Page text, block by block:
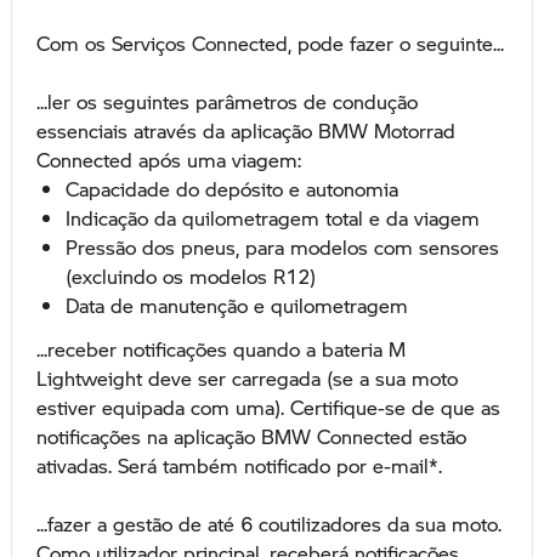
Com os Serviços Connected, pode fazer o seguinte...
...ler os seguintes parâmetros de condução
essenciais através da aplicação BMW Motorrad
Connected após uma viagem:
Capacidade do depósito e autonomia
Indicação da quilometragem total e da viagem
Pressão dos pneus, para modelos com sensores
(excluindo os modelos R12)
Data de manutenção e quilometragem
...receber notificações quando a bateria M
Lightweight deve ser carregada (se a sua moto
estiver equipada com uma). Certifique-se de que as
notificações na aplicação BMW Connected estão
ativadas. Será também notificado por e-mail*.
...fazer a gestão de até 6 coutilizadores da sua moto.